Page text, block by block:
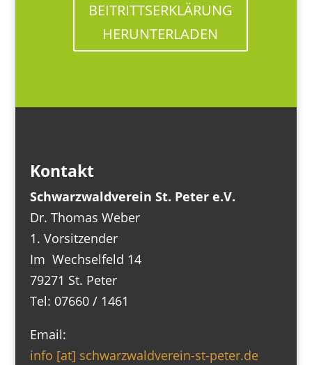
BEITRITTSERKLÄRUNG
HERUNTERLADEN
Kontakt
Schwarzwaldverein St. Peter e.V.
Dr. Thomas Weber
1. Vorsitzender
Im Wechselfeld 14
79271 St. Peter
Tel: 07660 / 1461
Email:
info [at] schwarzwaldverein-st-peter.de